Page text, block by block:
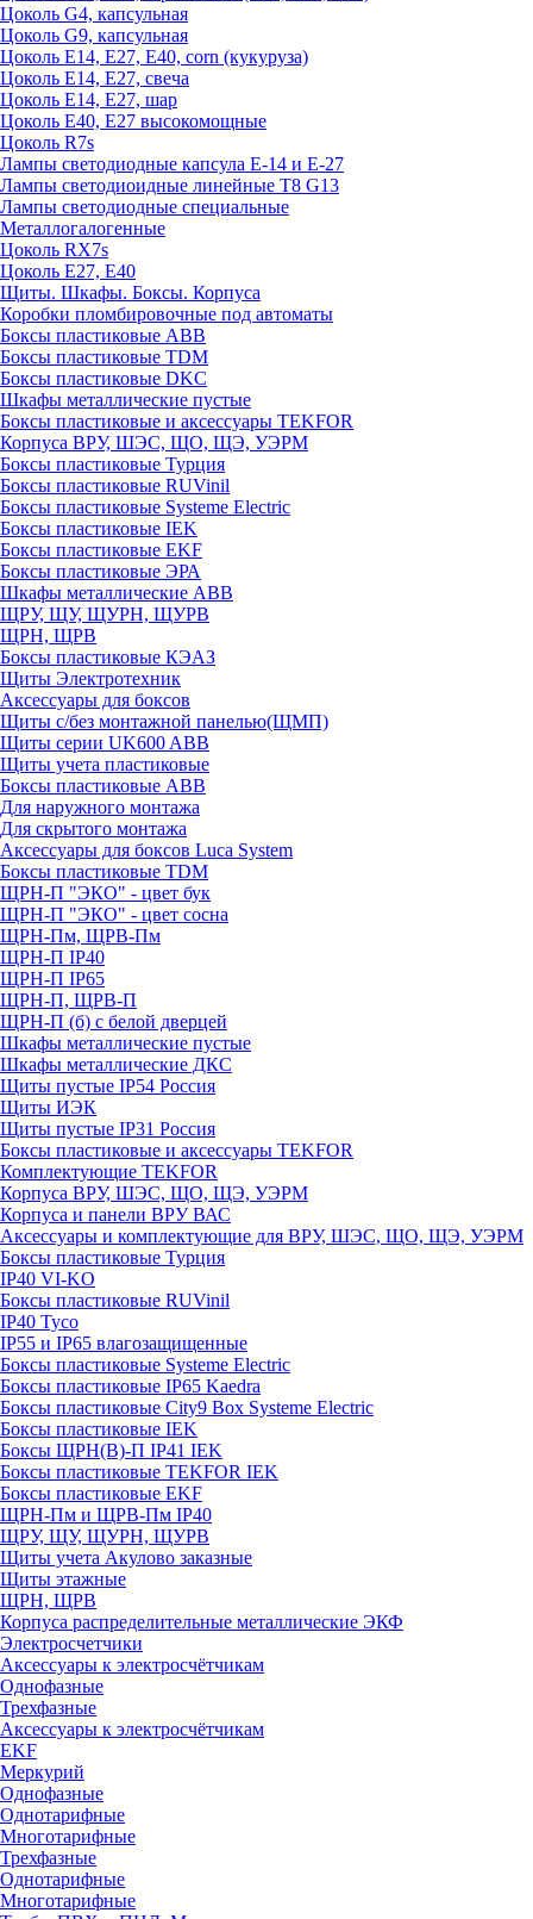
Цоколь G4, капсульная
Цоколь G9, капсульная
Цоколь Е14, Е27, Е40, corn (кукуруза)
Цоколь Е14, Е27, свеча
Цоколь Е14, Е27, шар
Цоколь Е40, Е27 высокомощные
Цоколь R7s
Лампы светодиодные капсула Е-14 и Е-27
Лампы светодиоидные линейные T8 G13
Лампы светодиодные специальные
Металлогалогенные
Цоколь RX7s
Цоколь Е27, E40
Щиты. Шкафы. Боксы. Корпуса
Коробки пломбировочные под автоматы
Боксы пластиковые ABB
Боксы пластиковые TDM
Боксы пластиковые DKC
Шкафы металлические пустые
Боксы пластиковые и аксессуары TEKFOR
Корпуса ВРУ, ШЭС, ЩО, ЩЭ, УЭРМ
Боксы пластиковые Турция
Боксы пластиковые RUVinil
Боксы пластиковые Systeme Electric
Боксы пластиковые IEK
Боксы пластиковые EKF
Боксы пластиковые ЭРА
Шкафы металлические ABB
ЩРУ, ЩУ, ЩУРН, ЩУРВ
ЩРН, ЩРВ
Боксы пластиковые КЭАЗ
Щиты Электротехник
Аксессуары для боксов
Щиты с/без монтажной панелью(ЩМП)
Щиты серии UK600 ABB
Щиты учета пластиковые
Боксы пластиковые ABB
Для наружного монтажа
Для скрытого монтажа
Аксессуары для боксов Luca System
Боксы пластиковые TDM
ЩРН-П "ЭКО" - цвет бук
ЩРН-П "ЭКО" - цвет сосна
ЩРН-Пм, ЩРВ-Пм
ЩРН-П IP40
ЩРН-П IP65
ЩРН-П, ЩРВ-П
ЩРН-П (б) с белой дверцей
Шкафы металлические пустые
Шкафы металлические ДКС
Щиты пустые IP54 Россия
Щиты ИЭК
Щиты пустые IP31 Россия
Боксы пластиковые и аксессуары TEKFOR
Комплектующие TEKFOR
Корпуса ВРУ, ШЭС, ЩО, ЩЭ, УЭРМ
Корпуса и панели ВРУ ВАС
Аксессуары и комплектующие для ВРУ, ШЭС, ЩО, ЩЭ, УЭРМ
Боксы пластиковые Турция
IP40 VI-KO
Боксы пластиковые RUVinil
IP40 Тусо
IP55 и IP65 влагозащищенные
Боксы пластиковые Systeme Electric
Боксы пластиковые IP65 Kaedra
Боксы пластиковые City9 Box Systeme Electric
Боксы пластиковые IEK
Боксы ЩРН(В)-П IP41 IEK
Боксы пластиковые TEKFOR IEK
Боксы пластиковые EKF
ЩРН-Пм и ЩРВ-Пм IP40
ЩРУ, ЩУ, ЩУРН, ЩУРВ
Щиты учета Акулово заказные
Щиты этажные
ЩРН, ЩРВ
Корпуса распределительные металлические ЭКФ
Электросчетчики
Аксессуары к электросчётчикам
Однофазные
Трехфазные
Аксессуары к электросчётчикам
EKF
Меркурий
Однофазные
Однотарифные
Многотарифные
Трехфазные
Однотарифные
Многотарифные